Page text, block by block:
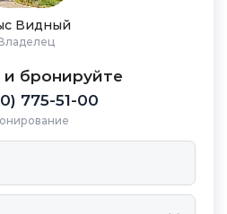
Видный
и бронируйте
775-51-00